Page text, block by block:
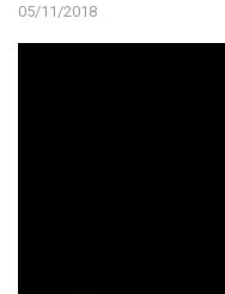
05/11/2018